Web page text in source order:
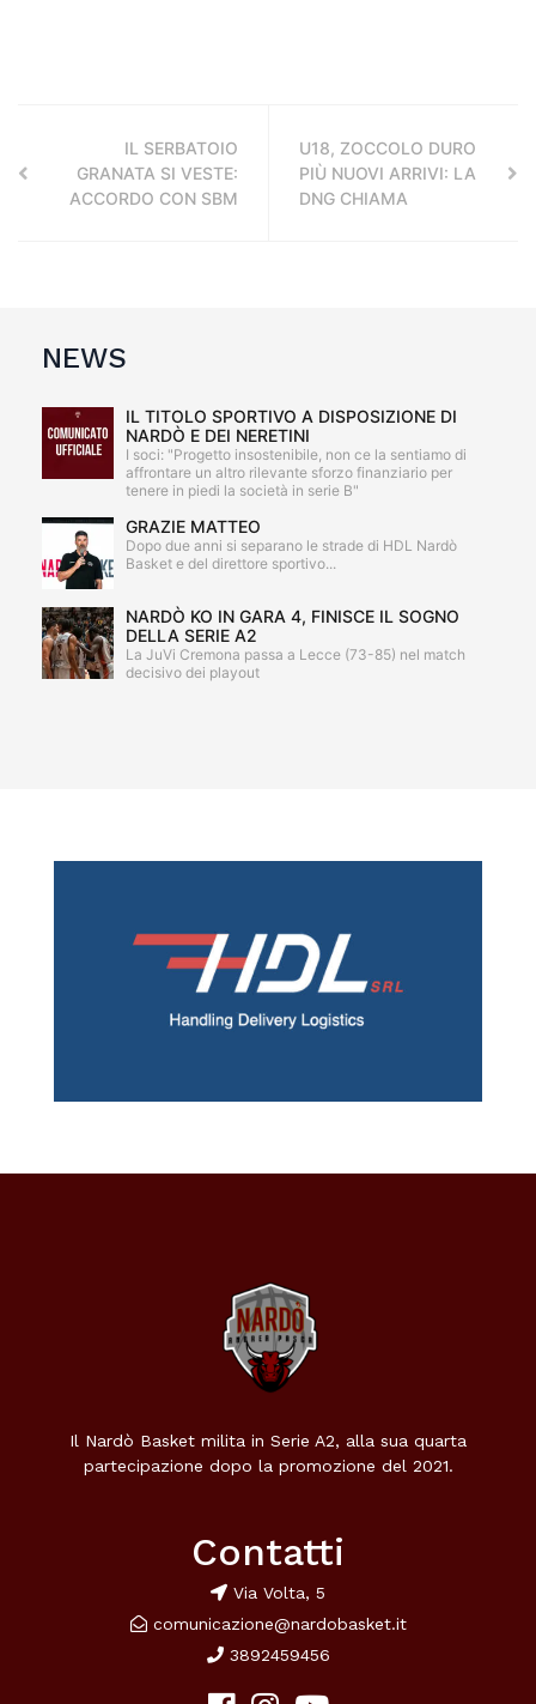
IL SERBATOIO
GRANATA SI VESTE:
ACCORDO CON SBM
U18, ZOCCOLO DURO
PIÙ NUOVI ARRIVI: LA
DNG CHIAMA
NEWS
IL TITOLO SPORTIVO A DISPOSIZIONE DI
NARDÒ E DEI NERETINI
I soci: "Progetto insostenibile, non ce la sentiamo di
affrontare un altro rilevante sforzo finanziario per
tenere in piedi la società in serie B"
GRAZIE MATTEO
Dopo due anni si separano le strade di HDL Nardò
Basket e del direttore sportivo...
NARDÒ KO IN GARA 4, FINISCE IL SOGNO
DELLA SERIE A2
La JuVi Cremona passa a Lecce (73-85) nel match
decisivo dei playout
Il Nardò Basket milita in Serie A2, alla sua quarta
partecipazione dopo la promozione del 2021.
Contatti
Via Volta, 5
comunicazione@nardobasket.it
3892459456